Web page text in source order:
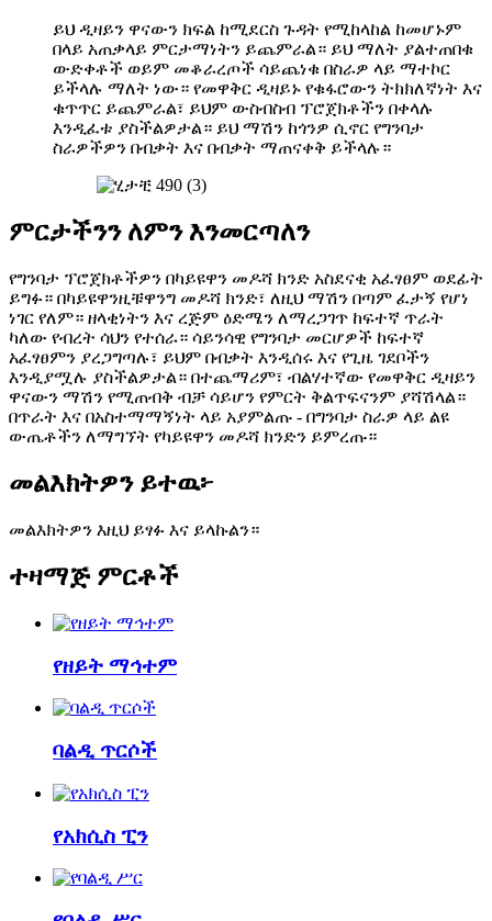
ይህ ዲዛይን ዋናውን ክፍል ከሚደርስ ጉዳት የሚከላከል ከመሆኑም
በላይ አጠቃላይ ምርታማነትን ይጨምራል። ይህ ማለት ያልተጠበቁ
ውድቀቶች ወይም መቆራረጦች ሳይጨነቁ በስራዎ ላይ ማተኮር
ይችላሉ ማለት ነው። የመዋቅር ዲዛይኑ የቁፋሮውን ትክክለኛነት እና
ቁጥጥር ይጨምራል፣ ይህም ውስብስብ ፕሮጀክቶችን በቀላሉ
እንዲፈቱ ያስችልዎታል። ይህ ማሽን ከጎንዎ ሲኖር የግንባታ
ስራዎችዎን በብቃት እና በብቃት ማጠናቀቅ ይችላሉ።
ምርታችንን ለምን እንመርጣለን
የግንባታ ፕሮጀክቶችዎን በካይዩዋን መዶሻ ክንድ አስደናቂ አፈፃፀም ወደፊት
ይግፉ። በካይዩዋንዚቹዋንግ መዶሻ ክንድ፣ ለዚህ ​​ማሽን በጣም ፈታኝ የሆነ
ነገር የለም። ዘላቂነትን እና ረጅም ዕድሜን ለማረጋገጥ ከፍተኛ ጥራት
ካለው የብረት ሳህን የተሰራ። ሳይንሳዊ የግንባታ መርሆዎች ከፍተኛ
አፈፃፀምን ያረጋግጣሉ፣ ይህም በብቃት እንዲሰሩ እና የጊዜ ገደቦችን
እንዲያሟሉ ያስችልዎታል። በተጨማሪም፣ ብልሃተኛው የመዋቅር ዲዛይን
ዋናውን ማሽን የሚጠብቅ ብቻ ሳይሆን የምርት ቅልጥፍናንም ያሻሽላል።
በጥራት እና በአስተማማኝነት ላይ አያምልጡ - በግንባታ ስራዎ ላይ ልዩ
ውጤቶችን ለማግኘት የካይዩዋን መዶሻ ክንድን ይምረጡ።
መልእክትዎን ይተዉ፦
መልእክትዎን እዚህ ይፃፉ እና ይላኩልን።
ተዛማጅ ምርቶች
የዘይት ማኅተም
ባልዲ ጥርሶች
የአክሲስ ፒን